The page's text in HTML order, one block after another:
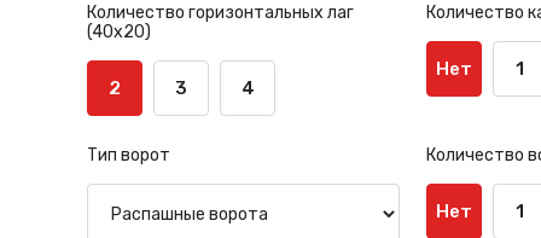
Количество горизонтальных лаг
(40х20)
2 3 4
Количество
Нет 1
Тип ворот Количество
Нет 1